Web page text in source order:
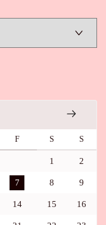
F S S
1 2
7 8 9
14 15 16